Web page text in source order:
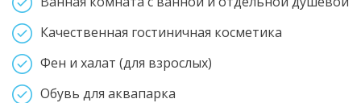
Качественная гостиничная косметика
Фен и халат (для взрослых)
Обувь для аквапарка